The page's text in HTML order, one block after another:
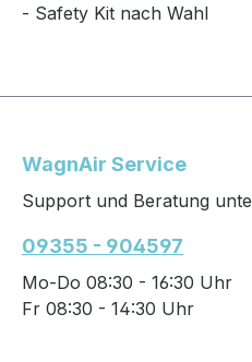
- Safety Kit nach Wahl
WagnAir Service
Support und Beratung
09355 - 904597
Mo-Do 08:30 - 16:30 Uhr
Fr 08:30 - 14:30 Uhr